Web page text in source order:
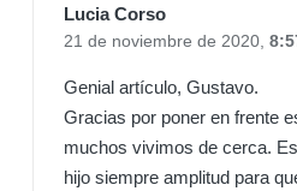
Lucia Corso
21 de noviembre de 2020,
Genial artículo, Gustavo.
Gracias por poner en frente
muchos vivimos de cerca.
hijo siempre amplitud para